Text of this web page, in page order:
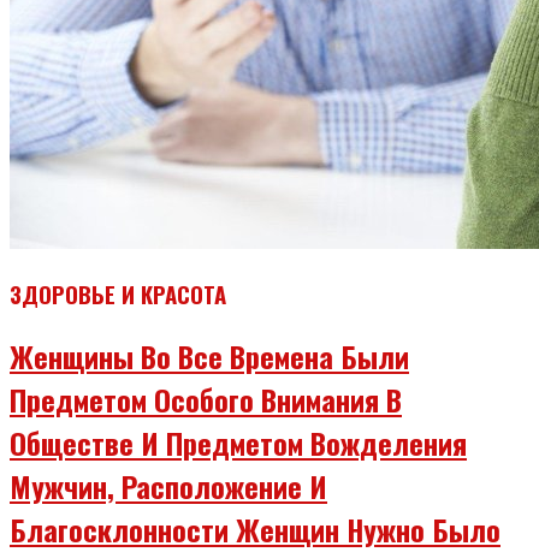
ЗДОРОВЬЕ И КРАСОТА
Женщины Во Все Времена Были
Предметом Особого Внимания В
Обществе И Предметом Вожделения
Мужчин, Расположение И
Благосклонности Женщин Нужно Было